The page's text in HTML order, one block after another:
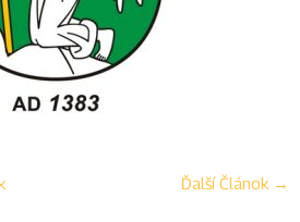
Ďalší Článok →